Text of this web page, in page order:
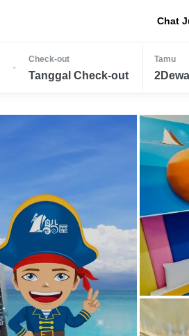
Chat
-
Check-out
Tanggal Check-out
Tamu